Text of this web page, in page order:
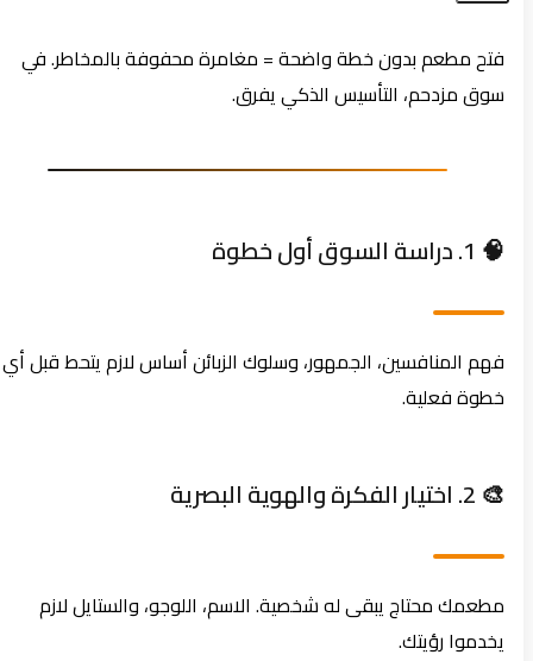
فتح مطعم بدون خطة واضحة = مغامرة محفوفة بالمخاطر. في
سوق مزدحم، التأسيس الذكي يفرق.
فهم المنافسين، الجمهور، وسلوك الزبائن أساس لازم يتحط قبل أي
خطوة فعلية.
مطعمك محتاج يبقى له شخصية. الاسم، اللوجو، والستايل لازم
يخدموا رؤيتك.